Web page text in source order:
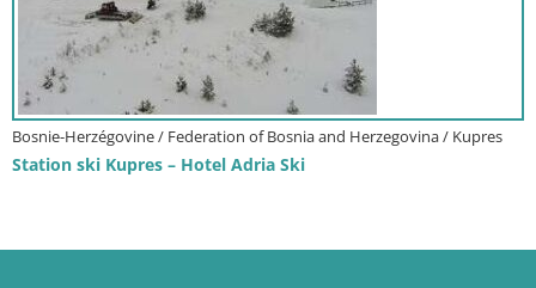
Bosnie-Herzégovine / Federation of Bosnia and Herzegovina / Kupres
Station ski Kupres – Hotel Adria Ski